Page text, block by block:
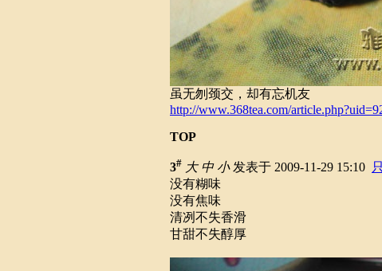
虽无刎颈交，却有忘机友
http://www.368tea.com/
TOP
3# 大 中 小发表于 2009-11-29 15:10
没有糊味
没有焦味
清冽不失香滑
甘甜不失醇厚